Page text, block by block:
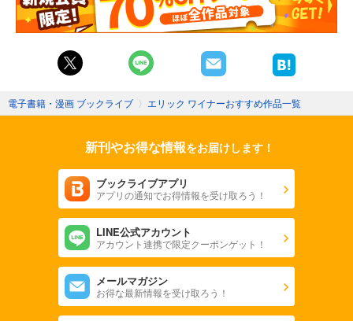
電子書籍・漫画 ブックライブ 〉 エリック ワイナーおすすめ作品一覧
新刊やお得な情報をお届けします！
ブックライブアプリ
アプリの通知でお得情報を受け取ろう！
LINE公式アカウント
アカウント連携で限定クーポンゲット！
メールマガジン
お得な最新情報を受け取ろう！